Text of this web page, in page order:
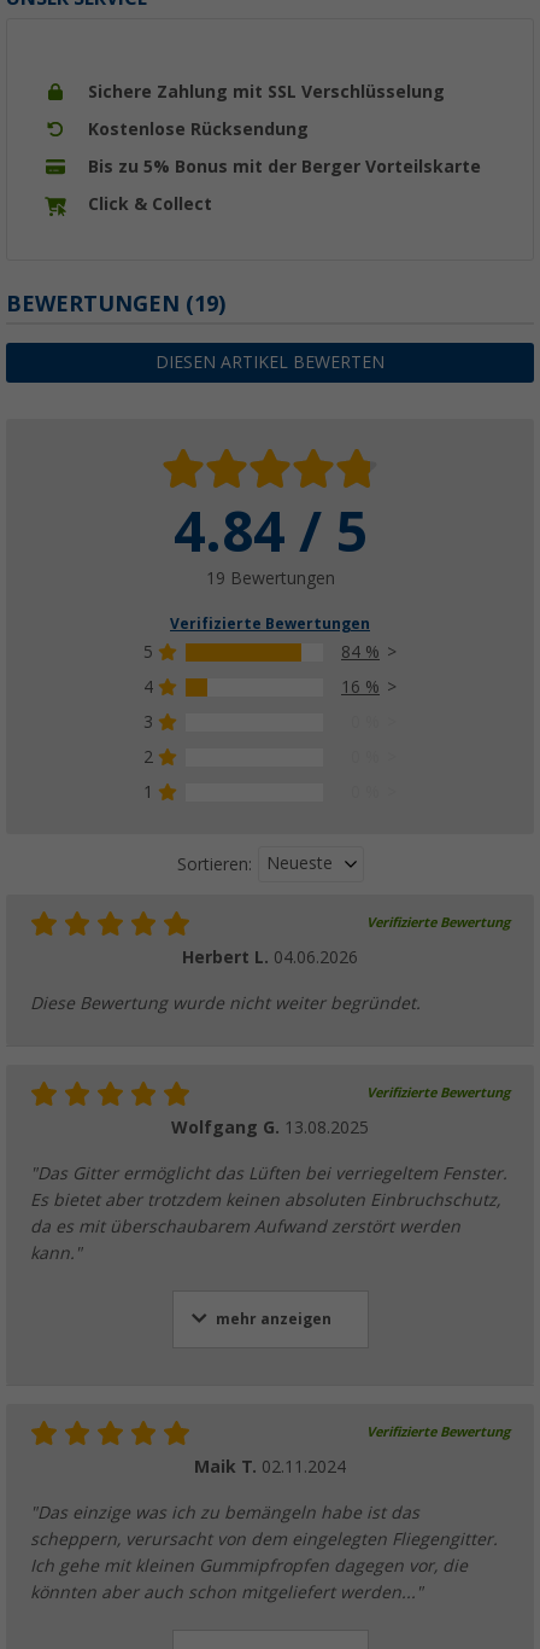
Sichere Zahlung mit SSL Verschlüsselung
Kostenlose Rücksendung
Bis zu 5% Bonus mit der Berger Vorteilskarte
Click & Collect
BEWERTUNGEN (19)
DIESEN ARTIKEL BEWERTEN
4.84 / 5
19 Bewertungen
Verifizierte Bewertungen
5
84 %
4
16 %
3
2
1
Sortieren: Neueste
Verifizierte Bewertung
Herbert L. 04.06.2026
Diese Bewertung wurde nicht weiter begründet.
Verifizierte Bewertung
Wolfgang G. 13.08.2025
"Das Gitter ermöglicht das Lüften bei verriegeltem Fenster.
Es bietet aber trotzdem keinen absoluten Einbruchschutz,
da es mit überschaubarem Aufwand zerstört werden
kann."
mehr anzeigen
Verifizierte Bewertung
Maik T. 02.11.2024
"Das einzige was ich zu bemängeln habe ist das
scheppern, verursacht von dem eingelegten Fliegengitter.
Ich gehe mit kleinen Gummipfropfen dagegen vor, die
könnten aber auch schon mitgeliefert werden..."